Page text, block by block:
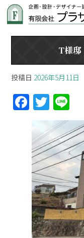
T様邸 外壁・屋根
T様
投稿日 2026年5月11日
F
a
ce
b
o
o
k
T
w
itt
er
n
e